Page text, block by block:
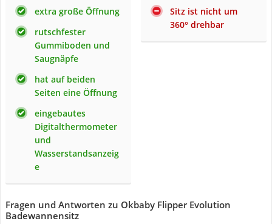
extra große Öffnung
rutschfester
Gummiboden und
Saugnäpfe
hat auf beiden
Seiten eine Öffnung
eingebautes
Digitalthermometer
und
Wasserstandsanzeig
e
Sitz ist nicht um
360° drehbar
Fragen und Antworten zu Okbaby Flipper Evolution
Badewannensitz